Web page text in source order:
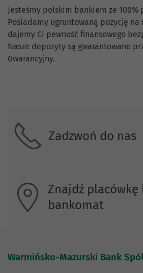
Jesteśmy polskim bankiem ze
Posiadamy ugruntowaną pozycję
dajemy Ci pewność finansowego
Nasze depozyty są gwarantowane
Gwarancyjny.
Zadzwoń do nas
Znajdź placówkę
bankomat
Warmińsko-Mazurski Bank